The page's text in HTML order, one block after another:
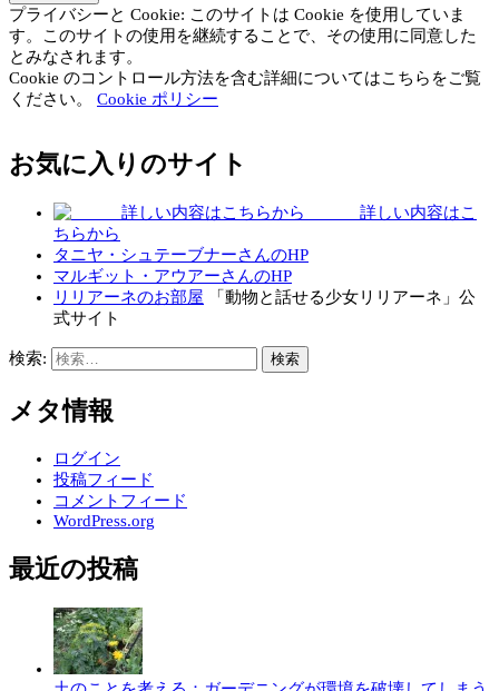
プライバシーと Cookie: このサイトは Cookie を使用していま
す。このサイトの使用を継続することで、その使用に同意した
とみなされます。
Cookie のコントロール方法を含む詳細についてはこちらをご覧
ください。 Cookie ポリシー
お気に入りのサイト
詳しい内容はこ
ちらから
タニヤ・シュテーブナーさんのHP
マルギット・アウアーさんのHP
リリアーネのお部屋 「動物と話せる少女リリアーネ」公
式サイト
検索:
メタ情報
ログイン
投稿フィード
コメントフィード
WordPress.org
最近の投稿